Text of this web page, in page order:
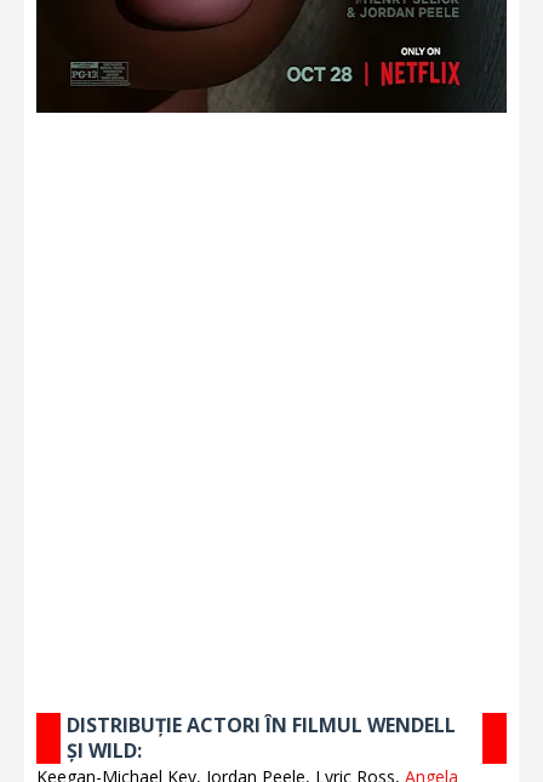
DISTRIBUȚIE ACTORI ÎN FILMUL WENDELL
ȘI WILD:
Keegan-Michael Key, Jordan Peele, Lyric Ross, Angela